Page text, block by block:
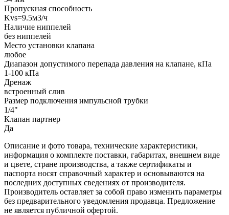
Пропускная способность
Kvs=9.5м3/ч
Наличие ниппелей
без ниппелей
Место установки клапана
любое
Диапазон допустимого перепада давления на клапане, кПа
1-100 кПа
Дренаж
встроенный слив
Размер подключения импульсной трубки
1/4"
Клапан партнер
Да
Описание и фото товара, технические характеристики,
информация о комплекте поставки, габаритах, внешнем виде
и цвете, стране производства, а также сертификаты и
паспорта носят справочный характер и основываются на
последних доступных сведениях от производителя.
Производитель оставляет за собой право изменить параметры
без предварительного уведомления продавца. Предложение
не является публичной офертой.